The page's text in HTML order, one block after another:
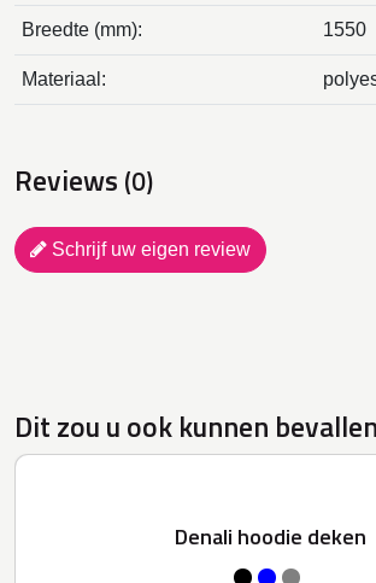
Breedte (mm): 1550
Materiaal:
Reviews (0)
Schrijf uw eigen review
Dit zou u ook kunnen bevallen
Denali hoodie deken